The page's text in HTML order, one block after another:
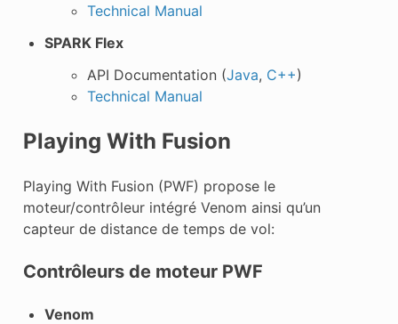
Technical Manual
SPARK Flex
API Documentation (Java, C++)
Technical Manual
Playing With Fusion
Playing With Fusion (PWF) propose le
moteur/contrôleur intégré Venom ainsi qu’un
capteur de distance de temps de vol:
Contrôleurs de moteur PWF
Venom